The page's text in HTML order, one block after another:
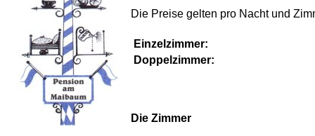
Die Preise gelten pro Nacht und
Einzelzimmer:
Doppelzimmer:
Die Zimmer